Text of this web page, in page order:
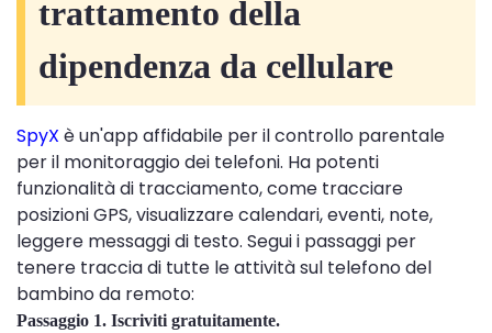
trattamento della
dipendenza da cellulare
SpyX è un'app affidabile per il controllo parentale
per il monitoraggio dei telefoni. Ha potenti
funzionalità di tracciamento, come tracciare
posizioni GPS, visualizzare calendari, eventi, note,
leggere messaggi di testo. Segui i passaggi per
tenere traccia di tutte le attività sul telefono del
bambino da remoto:
Passaggio 1. Iscriviti gratuitamente.